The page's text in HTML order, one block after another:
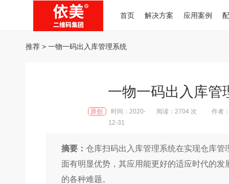
首页 解决方案 应用案例
推荐 > 一物一码出入库管理系统
一物一码出入库管
原创
时间：2020-
12-31
阅读：2704 次 作者
摘要： 仓库扫码出入库管理系统在实现仓库管
面有明显优势，其应用能更好的适应时代的发
的各种难题。